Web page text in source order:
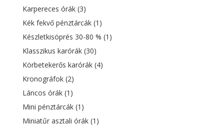
Karpereces órák (3)
Kék fekvő pénztárcák (1)
Készletkisöprés 30-80 % (1)
Klasszikus karórák (30)
Körbetekerős karórák (4)
Kronográfok (2)
Láncos órák (1)
Mini pénztárcák (1)
Miniatűr asztali órák (1)